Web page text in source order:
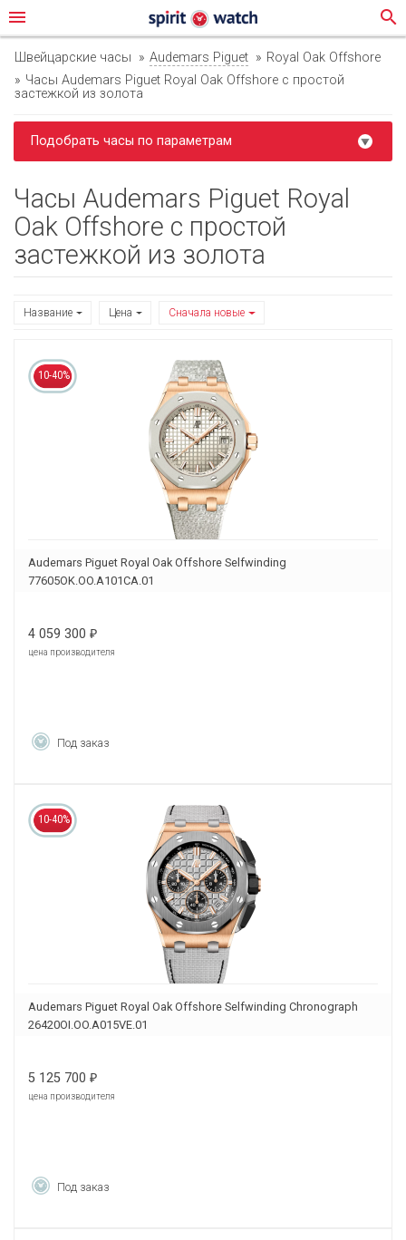
menu search
Швейцарские часы Audemars Piguet
Royal Oak Offshore
Часы Audemars Piguet Royal Oak Offshore с простой
застежкой из золота
Подобрать часы по параметрам
Часы Audemars Piguet Royal
Oak Offshore с простой
застежкой из золота
Название Цена Сначала новые
10-40%
Audemars Piguet Royal Oak Offshore Selfwinding
77605OK.OO.A101CA.01
4 059 300 ₽
цена производителя
Под заказ
10-40%
Audemars Piguet Royal Oak Offshore Selfwinding Chronograph
26420OI.OO.A015VE.01
5 125 700 ₽
цена производителя
Под заказ